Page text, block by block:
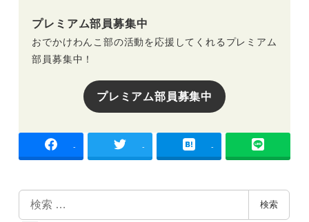
プレミアム部員募集中
おでかけわんこ部の活動を応援してくれるプレミアム
部員募集中！
プレミアム部員募集中
- - -
検
索
検索